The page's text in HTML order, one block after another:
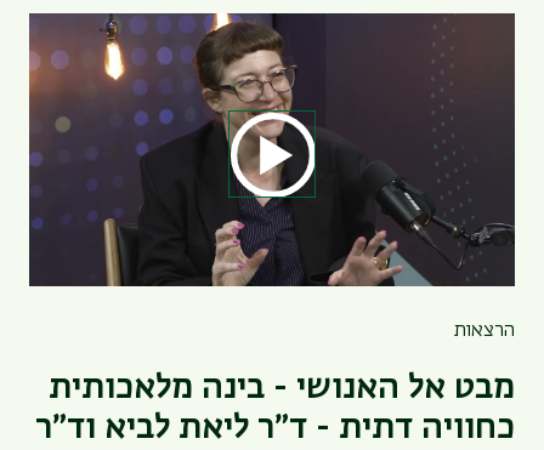
הרצאות
מבט אל האנושי - בינה מלאכותית
כחוויה דתית - ד״ר ליאת לביא וד״ר